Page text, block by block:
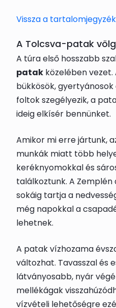
Vissza a
A Tolcsva-patak
A túra első hosszabb
patak közelében
bükkösök,
foltok szegélyezik, a
ideig elkísér bennünket.
Amikor mi erre jártunk,
munkák miatt több
keréknyomokkal és
találkoztunk. A
sokáig tartja a
még napokkal a
lehetnek.
A patak vízhozama
változhat. Tavasszal és
látványosabb, nyár
mellékágak
vízvételi lehetőségre